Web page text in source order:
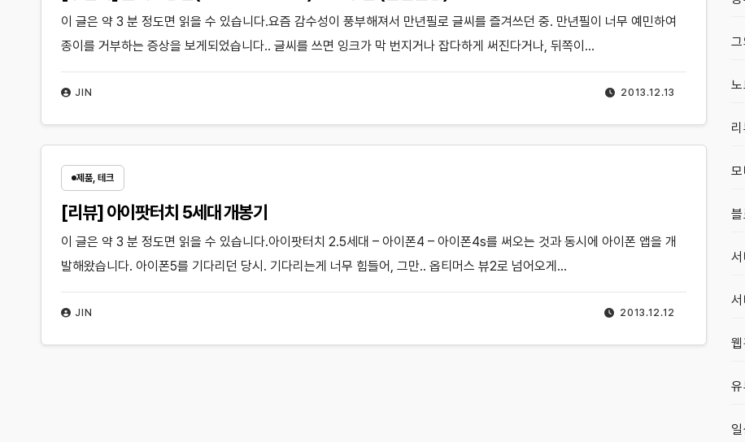
2013.12.13
JIN
이 글은 약 3 분 정도면 읽을 수 있습니다.요즘 감수성이 풍부해져서 만년필로 글씨를 즐겨쓰던 중. 만년필이 너무 예민하여
종이를 거부하는 증상을 보게되었습니다.. 글씨를 쓰면 잉크가 막 번지거나 잡다하게 써진다거나, 뒤쪽이…
제품, 테크
[리뷰] 아이팟터치 5세대 개봉기
2013.12.12
JIN
이 글은 약 3 분 정도면 읽을 수 있습니다.아이팟터치 2.5세대 – 아이폰4 – 아이폰4s를 써오는 것과 동시에 아이폰 앱을 개
발해왔습니다. 아이폰5를 기다리던 당시. 기다리는게 너무 힘들어, 그만.. 옵티머스 뷰2로 넘어오게…
그